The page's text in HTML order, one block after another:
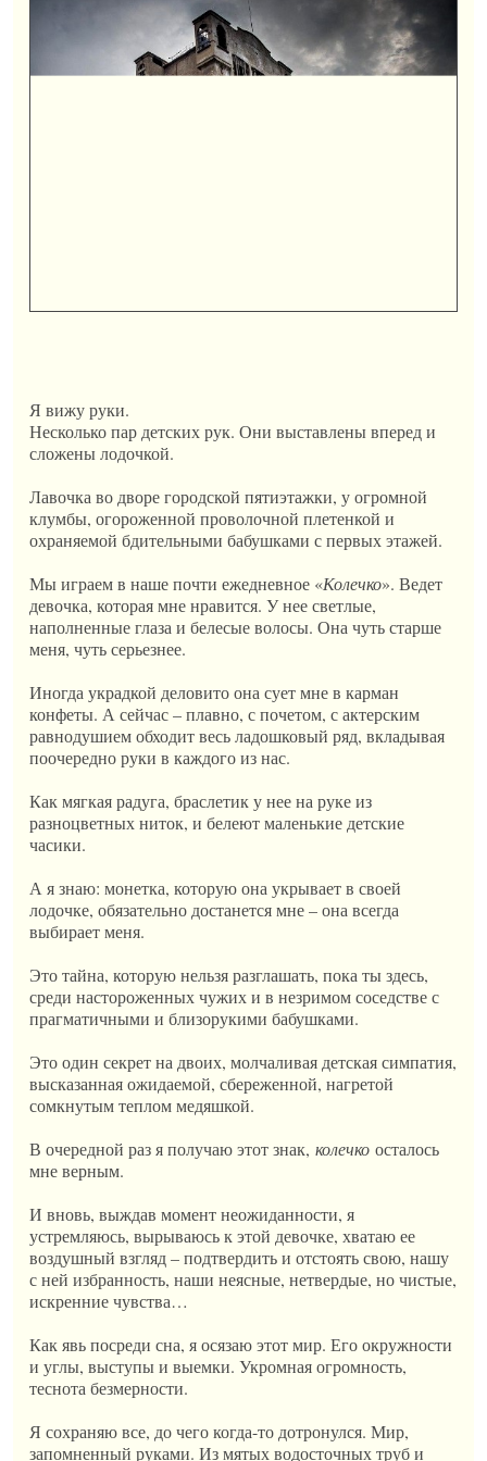
Я вижу руки.
Несколько пар детских рук. Они выставлены вперед и
сложены лодочкой.
Лавочка во дворе городской пятиэтажки, у огромной
клумбы, огороженной проволочной плетенкой и
охраняемой бдительными бабушками с первых этажей.
Мы играем в наше почти ежедневное «Колечко». Ведет
девочка, которая мне нравится. У нее светлые,
наполненные глаза и белесые волосы. Она чуть старше
меня, чуть серьезнее.
Иногда украдкой деловито она сует мне в карман
конфеты. А сейчас – плавно, с почетом, с актерским
равнодушием обходит весь ладошковый ряд, вкладывая
поочередно руки в каждого из нас.
Как мягкая радуга, браслетик у нее на руке из
разноцветных ниток, и белеют маленькие детские
часики.
А я знаю: монетка, которую она укрывает в своей
лодочке, обязательно достанется мне – она всегда
выбирает меня.
Это тайна, которую нельзя разглашать, пока ты здесь,
среди настороженных чужих и в незримом соседстве с
прагматичными и близорукими бабушками.
Это один секрет на двоих, молчаливая детская симпатия,
высказанная ожидаемой, сбереженной, нагретой
сомкнутым теплом медяшкой.
В очередной раз я получаю этот знак, колечко осталось
мне верным.
И вновь, выждав момент неожиданности, я
устремляюсь, вырываюсь к этой девочке, хватаю ее
воздушный взгляд – подтвердить и отстоять свою, нашу
с ней избранность, наши неясные, нетвердые, но чистые,
искренние чувства…
Как явь посреди сна, я осязаю этот мир. Его окружности
и углы, выступы и выемки. Укромная огромность,
теснота безмерности.
Я сохраняю все, до чего когда-то дотронулся. Мир,
запомненный руками. Из мятых водосточных труб и